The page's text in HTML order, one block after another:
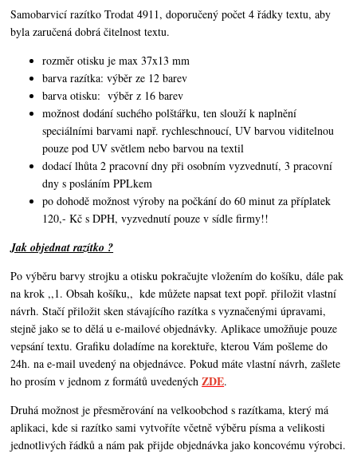
Samobarvicí razítko Trodat 4911, doporučený počet 4 řádky textu,aby
byla zaručená dobrá čitelnost textu.
rozměr otisku je max 37x13 mm
barva razítka: výběr ze 12 barev
barva otisku: výběr z 16 barev
možnost dodání suchého polštářku, ten slouží k naplnění
speciálními barvami např. rychleschnoucí, UV barvou viditelnou
pouze pod UV světlem nebo barvou na textil
dodací lhůta 2 pracovní dny při osobním vyzvednutí, 3 pracovní
dny s posláním PPLkem
po dohodě možnost výroby na počkání do 60 minut za příplatek
120,- Kč s DPH, vyzvednutí pouze v sídle firmy!!
Jak objednat razítko ?
Po výběru barvy strojku a otisku pokračujte vložením do košíku, dále pak
na krok ,,1. Obsah košíku,, kde můžete napsat text popř. přiložit vlastní
návrh. Stačí přiložit sken stávajícího razítka s vyznačenými úpravami,
stejně jako se to dělá u e-mailové objednávky. Aplikace umožňuje pouze
vepsání textu. Grafiku doladíme na korektuře, kterou Vám pošleme do
24h. na e-mail uvedený na objednávce. Pokud máte vlastní návrh,zašlete
ho prosím v jednom z formátů uvedenýchZDE.
Druhá možnost je přesměrování na velkoobchod s razítkama, který má
aplikaci, kde si razítko sami vytvoříte včetně výběru písma a velikosti
jednotlivých řádků a nám pak přijde objednávka jako koncovému výrobci.